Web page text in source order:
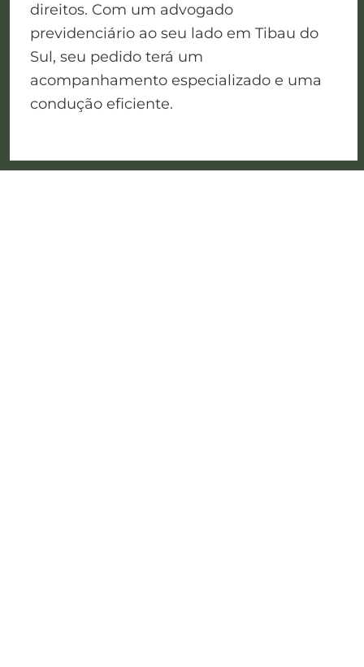
direitos. Com um advogado
previdenciário ao seu lado em Tibau do
Sul, seu pedido terá um
acompanhamento especializado e uma
condução eficiente.